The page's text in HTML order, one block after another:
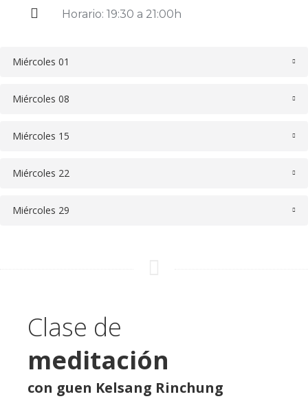
Horario: 19:30 a 21:00h
Miércoles 01
Miércoles 08
Miércoles 15
Miércoles 22
Miércoles 29
Clase de
meditación
con guen Kelsang Rinchung